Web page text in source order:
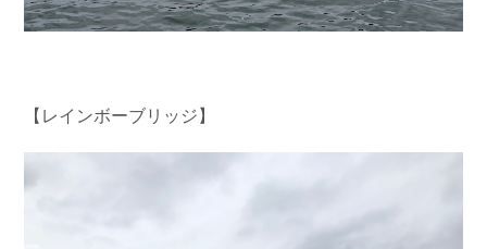
【レインボーブリッジ】